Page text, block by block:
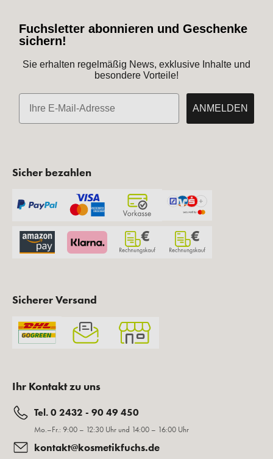
Fuchsletter abonnieren und Geschenke
sichern!
Sie erhalten regelmäßig News, exklusive Inhalte und
besondere Vorteile!
E-Mail
ANMELDEN
Sicher bezahlen
Sicherer Versand
Ihr Kontakt zu uns
Tel. 0 2432 - 90 49 450
Mo.–Fr.: 9:00 – 12:30 Uhr und 14:00 – 16:00 Uhr
kontakt@kosmetikfuchs.de